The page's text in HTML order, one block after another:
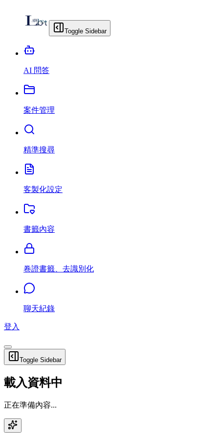
Toggle Sidebar
AI 問答
案件管理
精準搜尋
客製化設定
書籤內容
卷證書籤、去識別化
聊天紀錄
登入
Toggle Sidebar
載入資料中
正在準備內容...